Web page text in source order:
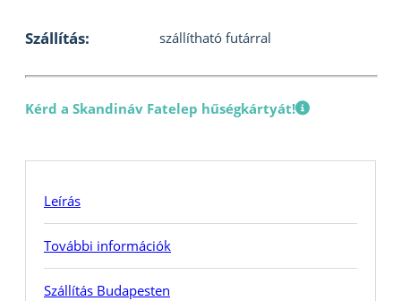
Szállítás: szállítható futárral
Kérd a Skandináv Fatelep hűségkártyát!
Leírás
További információk
Szállítás Budapesten